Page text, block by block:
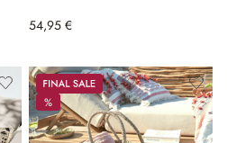
54,95 €
Sale
%
%